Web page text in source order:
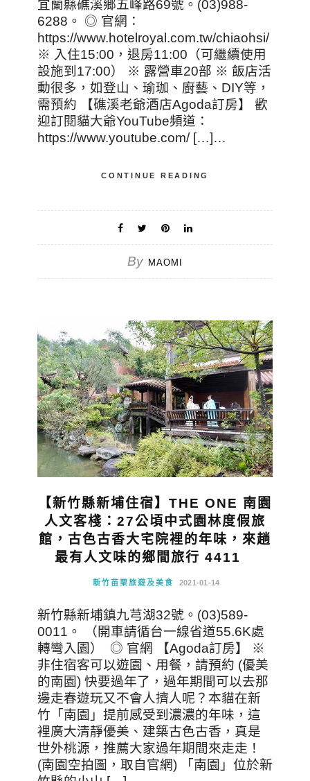
宜蘭縣礁溪鄉五峰路69號。(03)988-
6288。 ◎ 官網：
https://www.hotelroyal.com.tw/chiaohsi/
※ 入住15:00，退房11:00（可繼續使用
設施到17:00） ※ 露營車20部 ※ 飯店活
動很多，如登山、瑜珈、廚藝、DIY等，
需預約 【礁溪老爺酒店Agoda訂房】 歡
迎訂閱貓大爺YouTube頻道：
https://www.youtube.com/ […]…
CONTINUE READING
By MAOMI
【新竹縣新埔住宿】THE ONE 南園
人文客棧：27公頃中式園林度假旅
館，古色古香大宅院裡的年味，來趟
最有人文味的鄉間旅行 4411
新竹苗栗旅遊及美食 2021-01-14
新竹縣新埔鎮九芎湖32號。(03)589-
0011。 （開車請循台一線省道55.6K處
轉彎入園） ◎ 官網 【Agoda訂房】 ※
非住宿客可以遊園、用餐，請預約 (優美
的南園) 快要過年了，過年期間可以去那
邊走春遊玩又不會人擠人呢？本貓在新
竹「南園」提前感受到濃濃的年味，這
裡廣大清靜優美、建築古色古香，真是
世外桃源，推薦大家過年期間來走走！
(南園空拍圖，取自官網) 「南園」位於新